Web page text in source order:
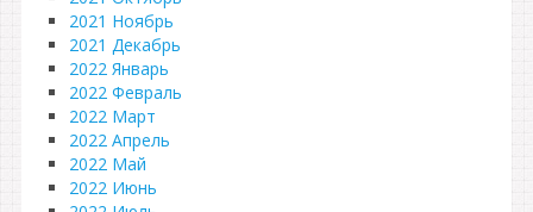
2021 Ноябрь
2021 Декабрь
2022 Январь
2022 Февраль
2022 Март
2022 Апрель
2022 Май
2022 Июнь